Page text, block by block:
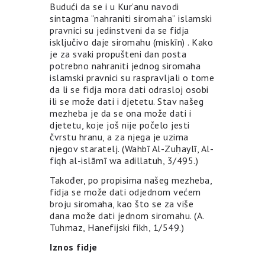
Budući da se i u Kur’anu navodi
sintagma “nahraniti siromaha” islamski
pravnici su jedinstveni da se fidja
isključivo daje siromahu (miskīn) . Kako
je za svaki propušteni dan posta
potrebno nahraniti jednog siromaha
islamski pravnici su raspravljali o tome
da li se fidja mora dati odrasloj osobi
ili se može dati i djetetu. Stav našeg
mezheba je da se ona može dati i
djetetu, koje još nije počelo jesti
čvrstu hranu, a za njega je uzima
njegov staratelj. (Wahbī Al-Zuḥaylī, Al-
fiqh al-islāmī wa adillatuh, 3/495.)
Također, po propisima našeg mezheba,
fidja se može dati odjednom većem
broju siromaha, kao što se za više
dana može dati jednom siromahu. (A.
Tuhmaz, Hanefijski fikh, 1/549.)
Iznos fidje